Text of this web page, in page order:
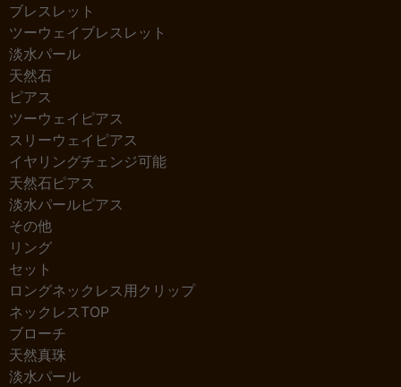
ブレスレット
ツーウェイブレスレット
淡水パール
天然石
ピアス
ツーウェイピアス
スリーウェイピアス
イヤリングチェンジ可能
天然石ピアス
淡水パールピアス
その他
リング
セット
ロングネックレス用クリップ
ネックレスTOP
ブローチ
天然真珠
淡水パール